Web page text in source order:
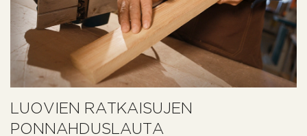
LUOVIEN RATKAISUJEN
PONNAHDUSLAUTA